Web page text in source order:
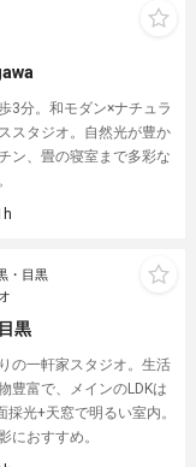
3分。和モダン×ナチュラ
スタジオ。自然光が豊か
ン、畳の寝室まで多彩な
・目黒
黒
の一軒家スタジオ。生活
豊富で、メインのLDKは
採光+天窓で明るい室内。
におすすめ。